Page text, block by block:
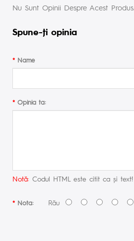
Nu Sunt Opinii Despre Acest Produs.
Spune-ţi opinia
Name
Opinia ta:
Notă: Codul HTML este citit ca şi text!
Nota:Rău